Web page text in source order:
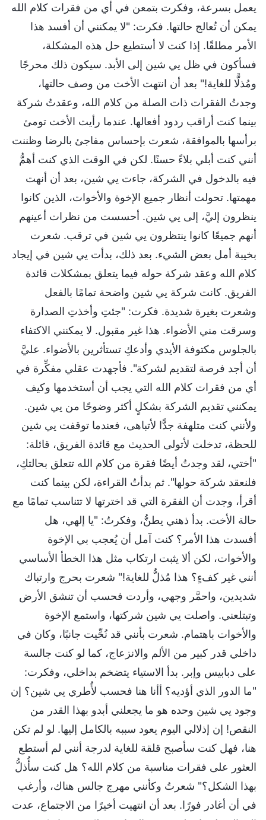
يعمل بسرعة، وفكرت بتمعن في أي من فقرات كلام الله
يمكن أن تُعالج حالتها. فكرت: "لا يمكنني أن أفسد هذا
الأمر مطلقًا. إذا كنت لا أستطيع حل هذه المشكلة،
فسأكون في ظل يي شين إلى الأبد. سيكون ذلك محرجًا
ومُذلًّا للغاية!" بعد أن انتهت الأخت من وصف حالتها،
وجدتُ الفقرات ذات الصلة من كلام الله، وعقدتُ شركة
بينما كنت أراقب ردود أفعالها. عندما رأيت الأخت تومئ
برأسها بالموافقة، شعرت بإحساس مفاجئ بالرضا وظننت
أنني كنت أبلي بلاءً حسنًا. لكن في الوقت الذي كنت أهمُّ
فيه بالدخول في الشركة، جاءت يي شين، بعد أن أنهت
مهمتها. تحولت أنظار جميع الإخوة والأخوات، الذين كانوا
ينظرون إليَّ، إلى يي شين. أحسست من نظرات أعينهم
أنهم جميعًا كانوا ينتظرون يي شين في ترقب. شعرت
بخيبة أمل بعض الشيء. بعد ذلك، بدأت يي شين في إيجاد
كلام الله وعقد شركة حوله فيما يتعلق بمشكلات قائدة
الفريق. كانت شركة يي شين واضحة تمامًا بالفعل
وشعرت بغيرة شديدة. فكرت: "جئتِ وأخذتِ الصدارة
وسرقت مني الأضواء. هذا غير مقبول. لا يمكنني الاكتفاء
بالجلوس مكتوفة الأيدي وأدعكِ تستأثرين بالأضواء. عليَّ
أن أجد فرصة لتقديم لشركة". فأجهدت عقلي مفكِّرة في
أي من فقرات كلام الله التي يجب أن أستخدمها وكيف
يمكنني تقديم الشركة بشكلٍ أكثر وضوحًا من يي شين.
ولأنني كنت متلهفة جدًّا لأتباهى، فعندما توقفت يي شين
للحظة، تدخلت لأتولى الحديث مع قائدة الفريق، قائلة:
"أختي، لقد وجدتُ أيضًا فقرة من كلام الله تتعلق بحالتكِ،
فلنعقد شركة حولها". ثم بدأتُ القراءة، لكن بينما كنت
أقرأ، وجدت أن الفقرة التي قد اخترتها لا تتناسب تمامًا مع
حالة الأخت. بدأ ذهني يطنُّ، وفكرتُ: "يا إلهي، هل
أفسدت هذا الأمر؟ كنت آمل أن يُعجب بي الإخوة
والأخوات، لكن ألا يثبت ارتكاب مثل هذا الخطأ الأساسي
أنني غير كفءٍ؟ هذا مُذلٌّ للغاية!" شعرت بحرج وارتباك
شديدين، واحمَّر وجهي، وأردت فحسب أن تنشق الأرض
وتبتلعني. واصلت يي شين شركتها، واستمع الإخوة
والأخوات باهتمام. شعرت بأنني قد نُحِّيت جانبًا، وكان في
داخلي قدر كبير من الألم والانزعاج، كما لو كنت جالسة
على دبابيس وإبر. بدأ الاستياء يتضخم بداخلي، وفكرت:
"ما الدور الذي أؤديه؟ أأنا هنا فحسب لأُطري يي شين؟ إن
وجود يي شين وحده هو ما يجعلني أبدو بهذا القدر من
النقص! إن إذلالي اليوم يعود سببه بالكامل إليها. لو لم تكن
هنا، فهل كنت سأصبح قلقة للغاية لدرجة أنني لم أستطع
العثور على فقرات مناسبة من كلام الله؟ هل كنت سأُذلُّ
بهذا الشكل؟" شعرتُ وكأنني مهرج جالس هناك، وأرغب
في أن أغادر فورًا. بعد أن انتهيت أخيرًا من الاجتماع، عدت